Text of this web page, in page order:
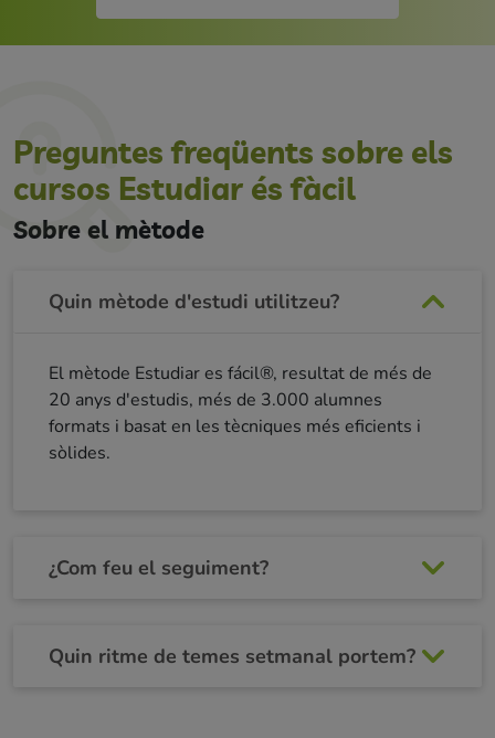
Preguntes freqüents sobre els
cursos Estudiar és fàcil
Sobre el mètode
Quin mètode d'estudi utilitzeu?
El mètode Estudiar es fácil®, resultat de més de
20 anys d'estudis, més de 3.000 alumnes
formats i basat en les tècniques més eficients i
sòlides.
¿Com feu el seguiment?
Quin ritme de temes setmanal portem?